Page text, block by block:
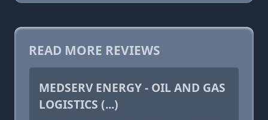
READ MORE REVIEWS
MEDSERV ENERGY - OIL AND GAS
LOGISTICS (...)